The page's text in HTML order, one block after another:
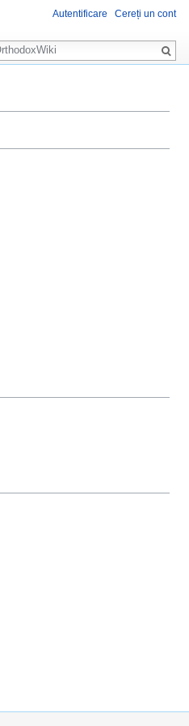
Autentificare Cereți un cont